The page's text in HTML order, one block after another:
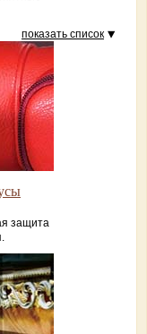
показать список
защита